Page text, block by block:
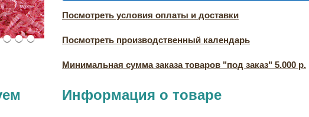
Посмотреть условия оплаты и доставки
Посмотреть производственный календарь
Минимальная сумма заказа товаров "под заказ" 5.000 р.
Информация о товаре